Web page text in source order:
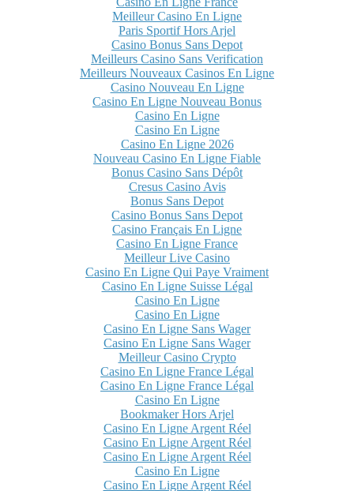
Meilleur Casino En Ligne
Paris Sportif Hors Arjel
Casino Bonus Sans Depot
Meilleurs Casino Sans Verification
Meilleurs Nouveaux Casinos En Ligne
Casino Nouveau En Ligne
Casino En Ligne Nouveau Bonus
Casino En Ligne
Casino En Ligne
Casino En Ligne 2026
Nouveau Casino En Ligne Fiable
Bonus Casino Sans Dépôt
Cresus Casino Avis
Bonus Sans Depot
Casino Bonus Sans Depot
Casino Français En Ligne
Casino En Ligne France
Meilleur Live Casino
Casino En Ligne Qui Paye Vraiment
Casino En Ligne Suisse Légal
Casino En Ligne
Casino En Ligne
Casino En Ligne Sans Wager
Casino En Ligne Sans Wager
Meilleur Casino Crypto
Casino En Ligne France Légal
Casino En Ligne France Légal
Casino En Ligne
Bookmaker Hors Arjel
Casino En Ligne Argent Réel
Casino En Ligne Argent Réel
Casino En Ligne Argent Réel
Casino En Ligne
Casino En Ligne Argent Réel